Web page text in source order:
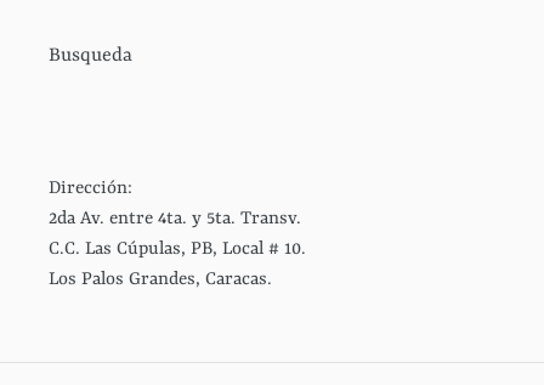
Busqueda
Dirección:
2da Av. entre 4ta. y 5ta. Transv.
C.C. Las Cúpulas, PB, Local # 10.
Los Palos Grandes, Caracas.